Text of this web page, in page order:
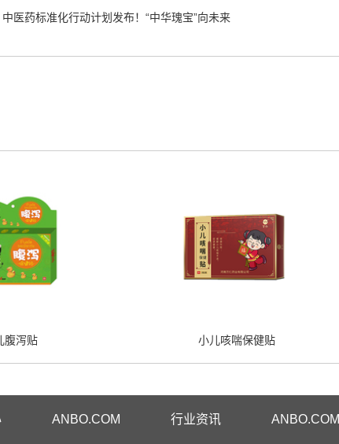
中医药标准化行动计划发布！“中华瑰宝”向未来
腹泻贴 小儿咳喘保健贴
ANBO.COM 行业资讯 ANBO.COM